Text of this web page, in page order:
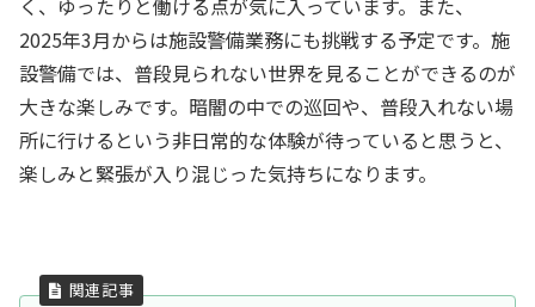
く、ゆったりと働ける点が気に入っています。また、
2025年3月からは施設警備業務にも挑戦する予定です。施
設警備では、普段見られない世界を見ることができるのが
大きな楽しみです。暗闇の中での巡回や、普段入れない場
所に行けるという非日常的な体験が待っていると思うと、
楽しみと緊張が入り混じった気持ちになります。